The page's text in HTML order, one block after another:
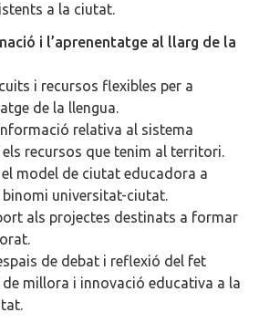
a la ciutat.
i l’aprenentatge al llarg de la
i recursos flexibles per a
de la llengua.
relativa al sistema
recursos que tenim al territori.
model de ciutat educadora a
binomi universitat-ciutat.
als projectes destinats a formar
de debat i reflexió del fet
millora i innovació educativa a la